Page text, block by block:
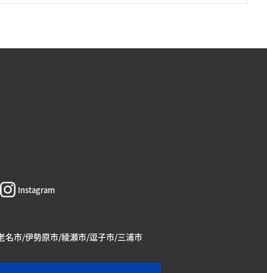
Instagram
名市/伊勢原市/綾瀬市/逗子市/三浦市